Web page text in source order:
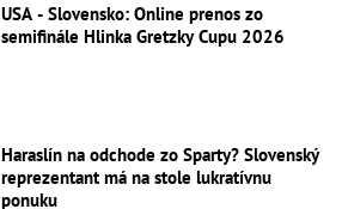
USA - Slovensko: Online prenos zo
semifinále Hlinka Gretzky Cupu 2026
Haraslín na odchode zo Sparty? Slovenský
reprezentant má na stole lukratívnu
ponuku